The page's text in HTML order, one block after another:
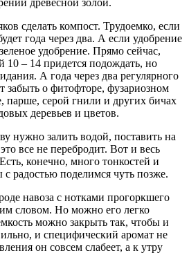
сделать компост. Трудоемко, если
года через два. А если удобрение
удобрение. Прямо сейчас,
10 – 14 придется подождать, но
А года через два регулярного
забыть о фитофторе, фузариозном
парше, серой гнили и других бичах
деревьев и цветов.
нужно залить водой, поставить на
все не перебродит. Вот и весь
конечно, много тонкостей и
радостью поделимся чуть позже.
навоза с нотками прогоркшего
словом. Но можно его легко
можно закрыть так, чтобы и
и специфический аромат не
он совсем слабеет, а к утру